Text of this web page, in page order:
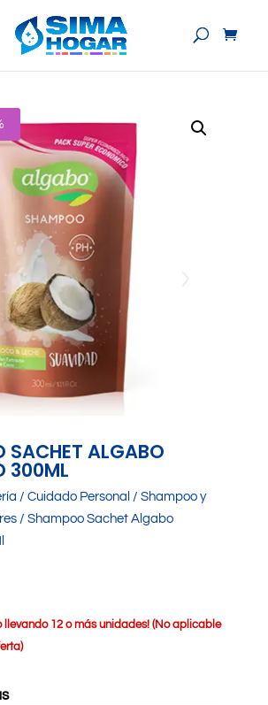
SACHET ALGABO
300ML
/ Cuidado Personal / Shampoo y
/ Shampoo Sachet Algabo
llevando 12 o más unidades! (No aplicable